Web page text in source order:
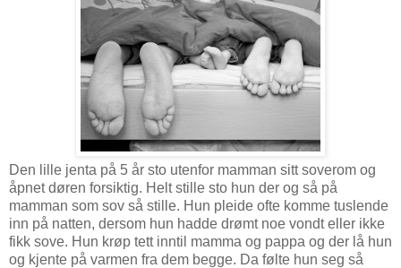
Den lille jenta på 5 år sto utenfor mamman sitt soverom og
åpnet døren forsiktig. Helt stille sto hun der og så på
mamman som sov så stille. Hun pleide ofte komme tuslende
inn på natten, dersom hun hadde drømt noe vondt eller ikke
fikk sove. Hun krøp tett inntil mamma og pappa og der lå hun
og kjente på varmen fra dem begge. Da følte hun seg så